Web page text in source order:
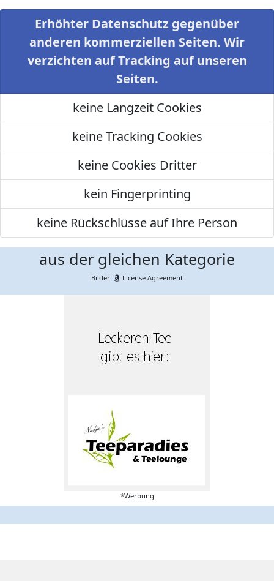
Erhöhter Datenschutz gegenüber
anderen kommerziellen Seiten. Wir
verzichten auf Tracking auf unseren
Seiten.
keine Langzeit Cookies
keine Tracking Cookies
keine Cookies Dritter
kein Fingerprinting
keine Rückschlüsse auf Ihre Person
aus der gleichen Kategorie
Bilder: License Agreement
*Werbung